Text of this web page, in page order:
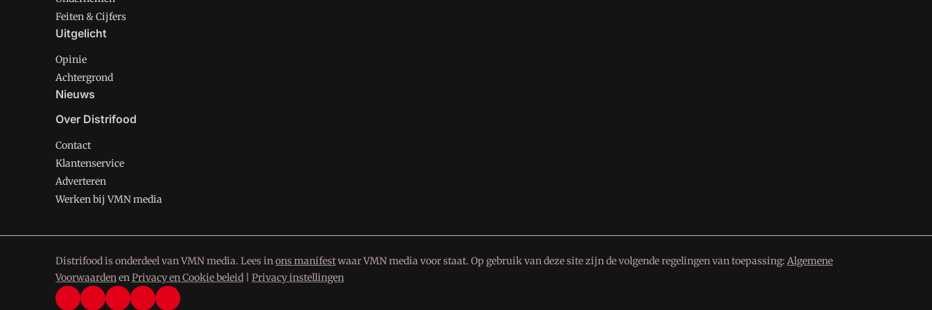
Feiten & Cijfers
Uitgelicht
Opinie
Achtergrond
Nieuws
Over Distrifood
Contact
Klantenservice
Adverteren
Werken bij VMN media
Distrifood is onderdeel van VMN media. Lees inons manifestwaar VMN media voor staat. Op gebruik van deze site zijn de volgende regelingen van toepassing: Algemene
VoorwaardenenPrivacy en Cookie beleid Privacy instellingen